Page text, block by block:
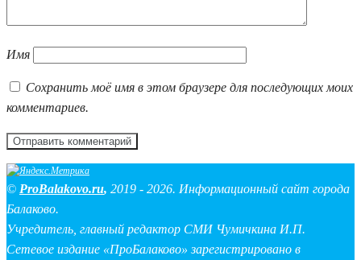
Имя
Сохранить моё имя в этом браузере для последующих моих
комментариев.
© ProBalakovo.ru, 2019 - 2026. Информационный сайт города
Балаково.
Учредитель, главный редактор СМИ Чумичкина И.П.
Сетевое издание «ПроБалаково» зарегистрировано в